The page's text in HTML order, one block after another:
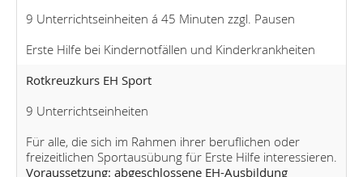
9 Unterrichtseinheiten á 45 Minuten zzgl. Pausen
Erste Hilfe bei Kindernotfällen und Kinderkrankheiten
Rotkreuzkurs EH Sport
9 Unterrichtseinheiten
Für alle, die sich im Rahmen ihrer beruflichen oder
freizeitlichen Sportausübung für Erste Hilfe interessieren.
Voraussetzung: abgeschlossene EH-Ausbildung